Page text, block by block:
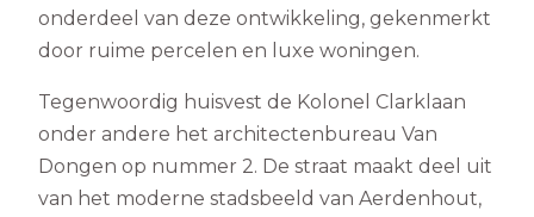
onderdeel van deze ontwikkeling, gekenmerkt
door ruime percelen en luxe woningen.
Tegenwoordig huisvest de Kolonel Clarklaan
onder andere het architectenbureau Van
Dongen op nummer 2. De straat maakt deel uit
van het moderne stadsbeeld van Aerdenhout,